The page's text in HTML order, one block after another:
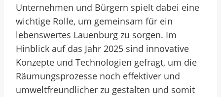
Unternehmen und Bürgern spielt dabei eine
wichtige Rolle, um gemeinsam für ein
lebenswertes Lauenburg zu sorgen. Im
Hinblick auf das Jahr 2025 sind innovative
Konzepte und Technologien gefragt, um die
Räumungsprozesse noch effektiver und
umweltfreundlicher zu gestalten und somit